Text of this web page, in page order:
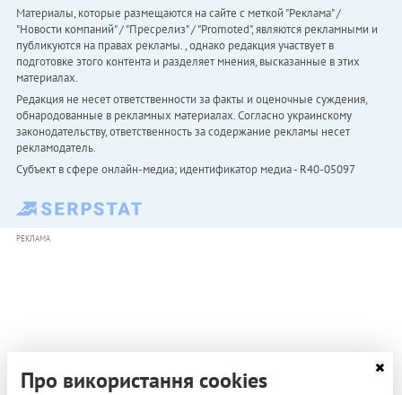
Материалы, которые размещаются на сайте с меткой "Реклама" /
"Новости компаний" / "Пресрелиз" / "Promoted", являются рекламными и
публикуются на правах рекламы. , однако редакция участвует в
подготовке этого контента и разделяет мнения, высказанные в этих
материалах.
Редакция не несет ответственности за факты и оценочные суждения,
обнародованные в рекламных материалах. Согласно украинскому
законодательству, ответственность за содержание рекламы несет
рекламодатель.
Субъект в сфере онлайн-медиа; идентификатор медиа - R40-05097
РЕКЛАМА
Про використання cookies